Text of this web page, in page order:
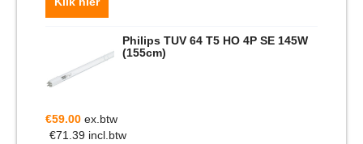
Philips TUV 64 T5 HO 4P SE 145W
(155cm)
€59.00 ex.btw
€71.39 incl.btw